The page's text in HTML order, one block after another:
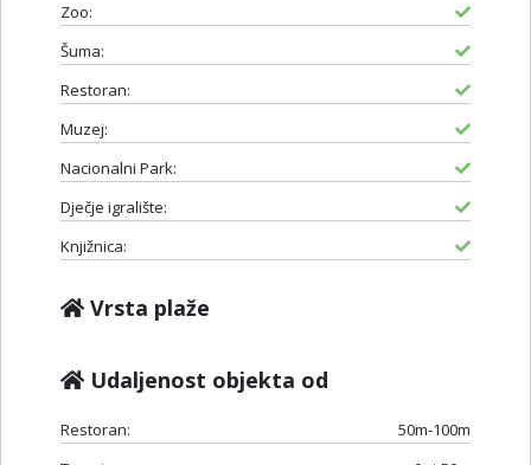
Zoo:
Šuma:
Restoran:
Muzej:
Nacionalni Park:
Dječje igralište:
Knjižnica:
Vrsta plaže
Udaljenost objekta od
Restoran:
50m-100m